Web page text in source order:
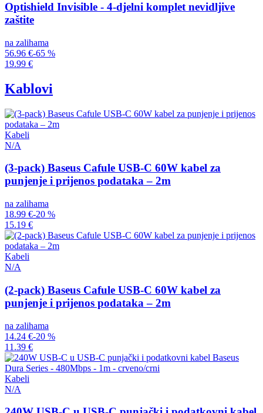
Optishield Invisible - 4-djelni komplet nevidljive
zaštite
na zalihama
56.96 €-65 %
19.99 €
Kablovi
Kabeli
N/A
(3-pack) Baseus Cafule USB-C 60W kabel za
punjenje i prijenos podataka – 2m
na zalihama
18.99 €-20 %
15.19 €
Kabeli
N/A
(2-pack) Baseus Cafule USB-C 60W kabel za
punjenje i prijenos podataka – 2m
na zalihama
14.24 €-20 %
11.39 €
Kabeli
N/A